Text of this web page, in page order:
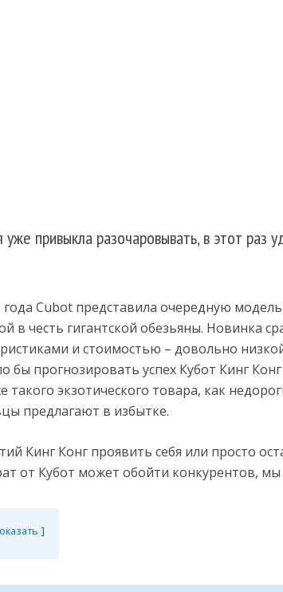
привыкла разочаровывать, в этот раз
года Cubot представила очередную
в честь гигантской обезьяны. Новинка
и стоимостью – довольно
бы прогнозировать успех Кубот Кинг
такого экзотического товара, как
предлагают в избытке.
Кинг Конг проявить себя или просто
от Кубот может обойти конкурентов,